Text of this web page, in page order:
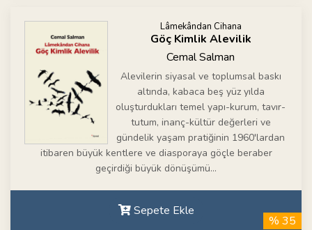
Lâmekândan Cihana
Göç Kimlik Alevilik
Cemal Salman
Alevilerin siyasal ve toplumsal baskı
altında, kabaca beş yüz yılda
oluşturdukları temel yapı-kurum, tavır-
tutum, inanç-kültür değerleri ve
gündelik yaşam pratiğinin 1960'lardan
itibaren büyük kentlere ve diasporaya göçle beraber
geçirdiği büyük dönüşümü...
Sepete Ekle
% 35